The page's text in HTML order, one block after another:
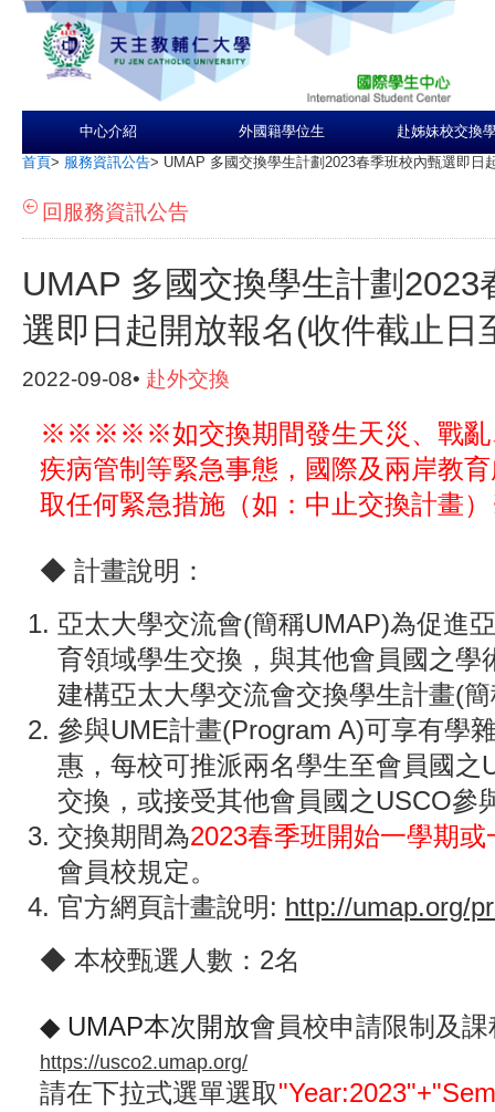
中心介紹 外國籍學位生 赴姊妹校交換
首頁> 服務資訊公告> UMAP 多國交換學生計劃2023春季班校內甄選即日
回服務資訊公告
UMAP 多國交換學生計劃2023
選即日起開放報名(收件截止日
2022-09-08• 赴外交換
※※※※※如交換期間發生天災、戰亂
疾病管制等緊急事態，國際及兩岸教
取任何緊急措施（如： 中止交換計畫）
◆ 計畫說明：
亞太大學交流會(簡稱UMAP)為促進
育領域學生交換，與其他會員國之學
建構亞太大學交流會交換學生計畫(
參與UME計畫(Program A)可享有學
惠，每校可推派兩名學生至會員國之
交換，或接受其他會員國之USCO參
交換期間為2023春季班開始一學期或
會員校規定。
官方網頁計畫說明: http://umap.org/
◆ 本校甄選人數：2名
◆ UMAP本次開放會員校申請限制及
https://usco2.umap.org/
請在下拉式選單選取